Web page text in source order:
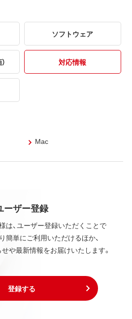
ソフトウェア
対応情報
Mac
ーザー登録
は、ユーザー登録いただくことで
簡単にご利用いただけるほか、
や最新情報をお届けいたします。
登録する